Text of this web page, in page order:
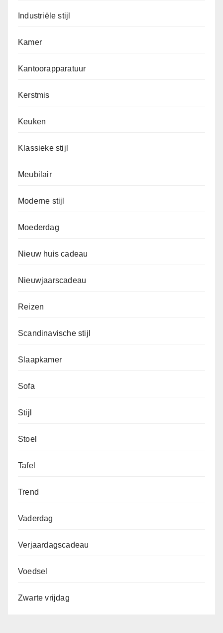
Industriële stijl
Kamer
Kantoorapparatuur
Kerstmis
Keuken
Klassieke stijl
Meubilair
Moderne stijl
Moederdag
Nieuw huis cadeau
Nieuwjaarscadeau
Reizen
Scandinavische stijl
Slaapkamer
Sofa
Stijl
Stoel
Tafel
Trend
Vaderdag
Verjaardagscadeau
Voedsel
Zwarte vrijdag